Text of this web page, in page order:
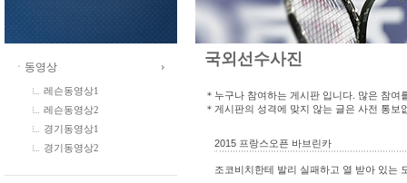
ㆍ동영상
레슨동영상1
레슨동영상2
경기동영상1
경기동영상2
국외선수사진
＊누구나 참여하는 게시판 입니다. 많은 참여
＊게시판의 성격에 맞지 않는 글은 사전 통보
2015 프랑스오픈 바브린카
조코비치한테 발리 실패하고 열 받아 있는